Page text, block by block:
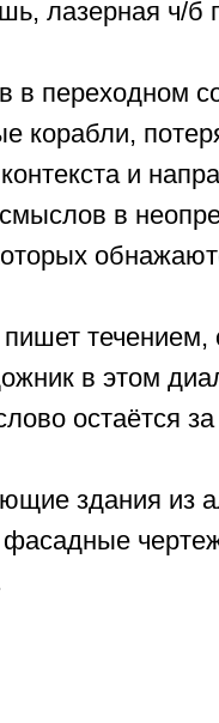
лазерная ч/б
переходном
корабли,
и
в
в этом
остаётся
здания из